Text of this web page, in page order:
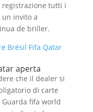
registrazione tutti i
invito a
de briller.
Brésil Fifa Qatar
aperta
che il dealer si
di carte
fifa world